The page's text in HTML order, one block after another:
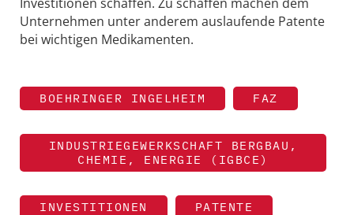
Unternehmen unter anderem auslaufende Patente
bei wichtigen Medikamenten.
BOEHRINGER INGELHEIM FAZ
INDUSTRIEGEWERKSCHAFT BERGBAU,
CHEMIE, ENERGIE (IGBCE)
INVESTITIONEN PATENTE